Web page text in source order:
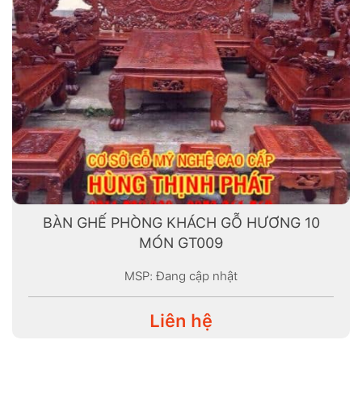
BÀN GHẾ PHÒNG KHÁCH GỖ HƯƠNG 10
MÓN GT009
MSP: Đang cập nhật
Liên hệ